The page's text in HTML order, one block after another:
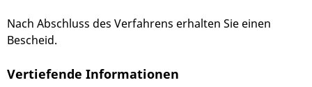
Nach Abschluss des Verfahrens erhalten Sie einen
Bescheid.
Vertiefende Informationen